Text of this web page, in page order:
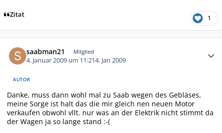
Zitat 1
saabman21 Mitglied
4. Januar 2009 um 11:214. Jan 2009
AUTOR
Danke, muss dann wohl mal zu Saab wegen des Gebläses,
meine Sorge ist halt das die mir gleich nen neuen Motor
verkaufen obwohl vllt. nur was an der Elektrik nicht stimmt da
der Wagen ja so lange stand :-(